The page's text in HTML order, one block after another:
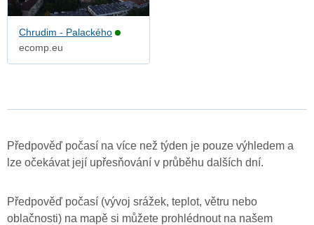
Chrudim - Palackého
ecomp.eu
Předpověď počasí na více než týden je pouze výhledem a
lze očekávat její upřesňování v průběhu dalších dní.
Předpověď počasí (vývoj srážek, teplot, větru nebo
oblačnosti) na mapě si můžete prohlédnout na našem